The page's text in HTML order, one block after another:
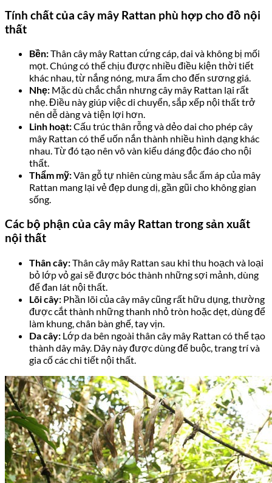
Tính chất của cây mây Rattan phù hợp cho đồ nội
thất
Bền:Thân cây mây Rattan cứng cáp, dai và không bị mối
mọt. Chúng có thể chịu được nhiều điều kiện thời tiết
khác nhau, từ nắng nóng, mưa ẩm cho đến sương giá.
Nhẹ: Mặc dù chắc chắn nhưng cây mây Rattan lại rất
nhẹ. Điều này giúp việc di chuyển, sắp xếp nội thất trở
nên dễ dàng và tiện lợi hơn.
Linh hoạt:Cấu trúc thân rỗng và dẻo dai cho phép cây
mây Rattan có thể uốn nắn thành nhiều hình dạng khác
nhau. Từ đó tạo nên vô vàn kiểu dáng độc đáo cho nội
thất.
Thẩm mỹ:Vân gỗ tự nhiên cùng màu sắc ấm áp của mây
Rattan mang lại vẻ đẹp dung dị, gần gũi cho không gian
sống.
Các bộ phận của cây mây Rattan trong sản xuất
nội thất
Thân cây:Thân cây mây Rattan sau khi thu hoạch và loại
bỏ lớp vỏ gai sẽ được bóc thành những sợi mảnh, dùng
để đan lát nội thất.
Lõi cây: Phần lõi của cây mây cũng rất hữu dụng, thường
được cắt thành những thanh nhỏ tròn hoặc dẹt, dùng để
làm khung, chân bàn ghế, tay vịn.
Da cây: Lớp da bên ngoài thân cây mây Rattan có thể tạo
thành dây mây. Dây này được dùng để buộc, trang trí và
gia cố các chi tiết nội thất.